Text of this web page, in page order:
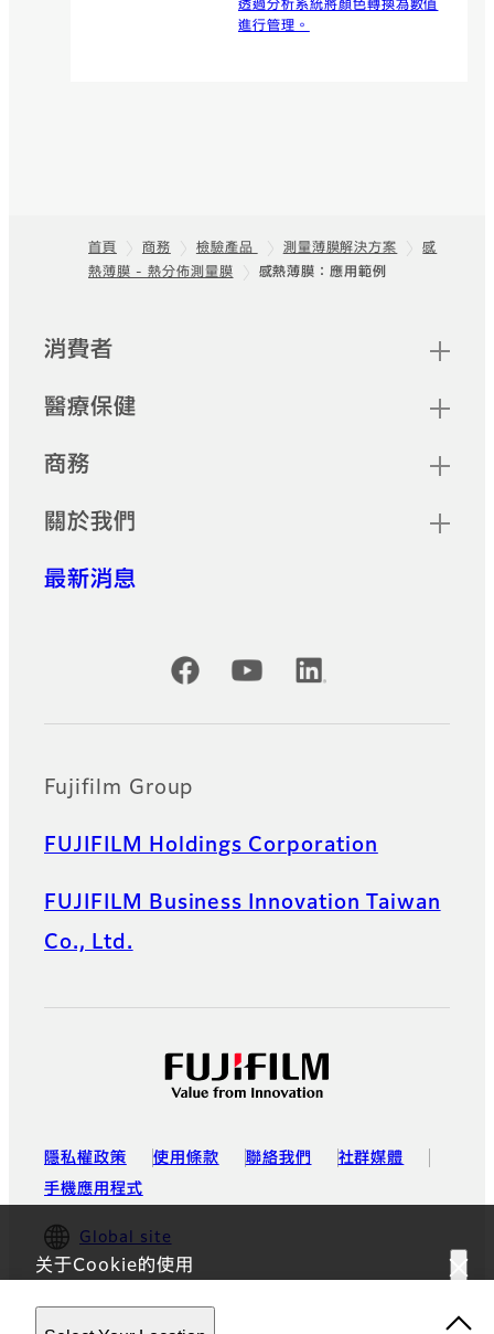
关于Cookie的使用
浏览本网站，即表示您同意我们使用
透過分析系統將顏色轉換為數值
進行管理。
首頁 商務 檢驗產品 測量薄膜解決方案
感
熱薄膜 - 熱分佈測量膜
感熱薄膜：應用範例
快速連結
消費者
醫療保健
商務
關於我們
最新消息
Official Social Media Accounts
Fujifilm Group
FUJIFILM Holdings Corporation
FUJIFILM Business Innovation Taiwan
Co., Ltd.
隱私權政策 使用條款 聯絡我們
社群媒體
手機應用程式
Global site